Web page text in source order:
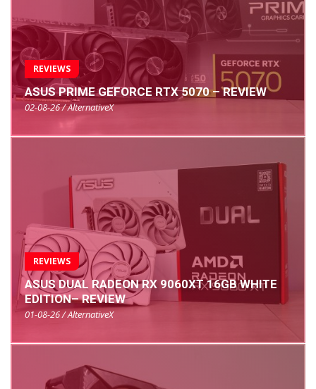
REVIEWS
ASUS PRIME GEFORCE RTX 5070 – REVIEW
02-08-26 / AlternativeX
REVIEWS
ASUS DUAL RADEON RX 9060XT 16GB WHITE
EDITION– REVIEW
01-08-26 / AlternativeX